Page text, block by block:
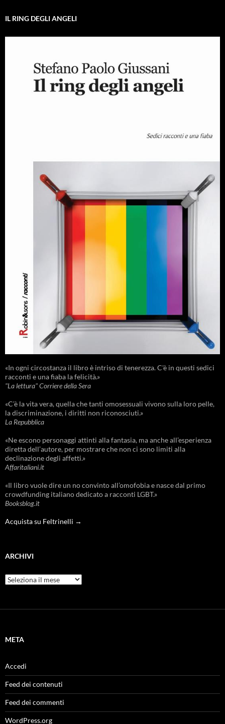
IL RING DEGLI ANGELI
«In ogni circostanza il libro è intriso di tenerezza. C'è in questi sedici
racconti e una fiaba la felicità.»
"La lettura" Corriere della Sera
«C’è la vita vera, quella che tanti omosessuali vivono sulla loro pelle,
la discriminazione, i diritti non riconosciuti.»
La Repubblica
«Ne escono personaggi attinti alla fantasia, ma anche all’esperienza
diretta dell’autore, per mostrare che non ci sono limiti alla
declinazione degli affetti.»
Affaritaliani.it
«Il libro vuole dire un no convinto all’omofobia e nasce dal primo
crowdfunding italiano dedicato a racconti LGBT.»
Booksblog.it
Acquista su Feltrinelli →
ARCHIVI
Archivi
META
Accedi
Feed dei contenuti
Feed dei commenti
WordPress.org